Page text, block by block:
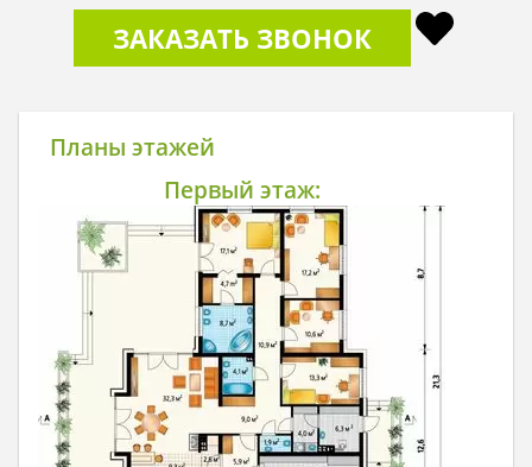
ЗАКАЗАТЬ ЗВОНОК
Планы этажей
Первый этаж: